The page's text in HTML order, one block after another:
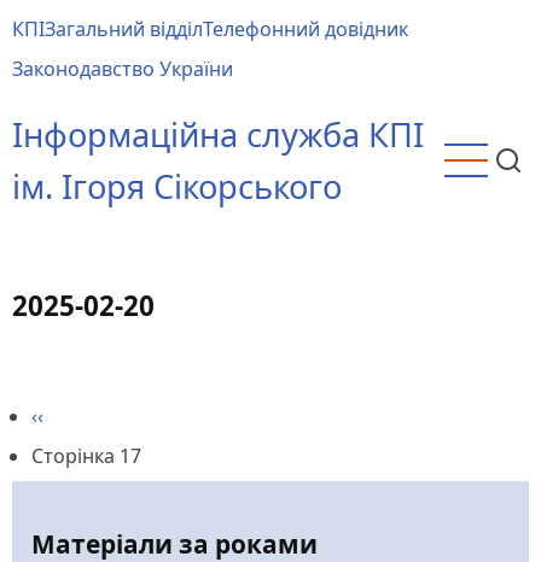
до
основного
КПІЗагальний відділТелефонний довідник
Законодавство України
Інформаційна служба КПІ
ім. Ігоря Сікорського
2025-02-20
на
Попередня
сторінка
‹‹
Сторінка 17
Матеріали за роками